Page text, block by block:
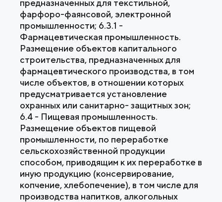
предназначенных для текстильной,
фарфоро-фаянсовой, электронной
промышленности; 6.3.1 -
Фармацевтическая промышленность.
Размещение объектов капитального
строительства, предназначенных для
фармацевтического производства, в том
числе объектов, в отношении которых
предусматривается установление
охранных или санитарно- защитных зон;
6.4 - Пищевая промышленность.
Размещение объектов пищевой
промышленности, по переработке
сельскохозяйственной продукции
способом, приводящим к их переработке в
иную продукцию (консервирование,
копчение, хлебопечение), в том числе для
производства напитков, алкогольных